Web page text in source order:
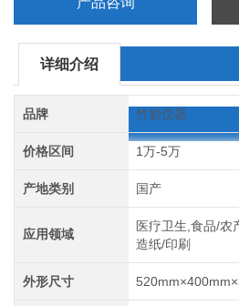
详细介绍
品牌 竹岩仪器
价格区间 1万-5万
产地类别 国产
应用领域
医疗卫生,食品/农
造纸/印刷
外形尺寸